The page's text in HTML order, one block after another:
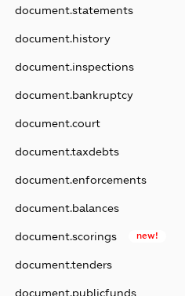
document.statements
document.history
document.inspections
document.bankruptcy
document.court
document.taxdebts
document.enforcements
document.balances
document.scorings new!
document.tenders
document.publicfunds